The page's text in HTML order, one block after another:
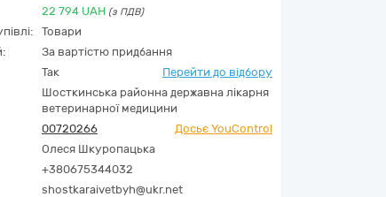
22 794 UAH (з ПДВ)
Товари
За вартістю придбання
Так Перейти до відбору
Шосткинська районна державна лікарня
ветеринарної медицини
00720266
Досьє YouControl
Олеся Шкуропацька
+380675344032
shostkaraivetbyh@ukr.net